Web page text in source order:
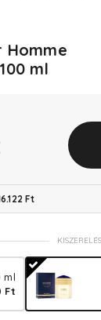
Homme
ml
Ft
ml
Ft